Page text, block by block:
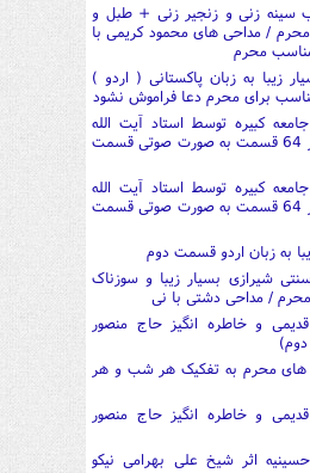
سینه زنی و زنجیر زنی + طبل و
/ مداحی های محمود کریمی با
محرم
زیبا به زبان پاکستانی ( اردو )
برای محرم دعا فراموش نشود
کبیره توسط استاد آیت الله
ضیاء آبادی در 64 قسمت به صورت صوتی قسمت
کبیره توسط استاد آیت الله
ضیاء آبادی در 64 قسمت به صورت صوتی قسمت
به زبان اردو قسمت دوم
شیرازی بسیار زیبا و سوزناک
/ مداحی دشتی با نی
و خاطره انگیز حاج منصور
های محرم به تفکیک هر شب و هر
و خاطره انگیز حاج منصور
حسینیه اثر شیخ علی بهرامی نیکو